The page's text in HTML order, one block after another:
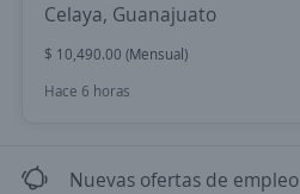
Celaya, Guanajuato
$ 10,490.00 (Mensual)
Hace 6 horas
Nuevas ofertas de empleo